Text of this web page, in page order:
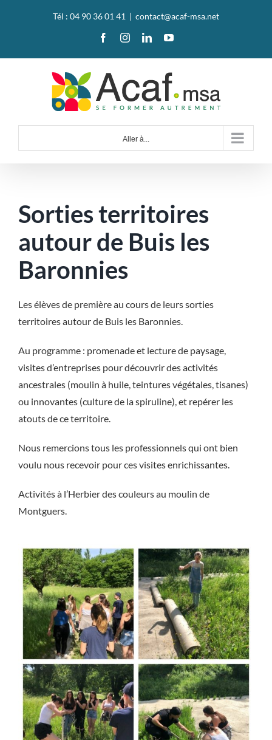
Tél : 04 90 36 01 41 | contact@acaf-msa.net
FacebookInstagramLinkedInYouTube
Aller à...
Sorties territoires
autour de Buis les
Baronnies
Les élèves de première au cours de leurs sorties
territoires autour de Buis les Baronnies.
Au programme : promenade et lecture de paysage,
visites d’entreprises pour découvrir des activités
ancestrales (moulin à huile, teintures végétales, tisanes)
ou innovantes (culture de la spiruline), et repérer les
atouts de ce territoire.
Nous remercions tous les professionnels qui ont bien
voulu nous recevoir pour ces visites enrichissantes.
Activités à l’Herbier des couleurs au moulin de
Montguers.